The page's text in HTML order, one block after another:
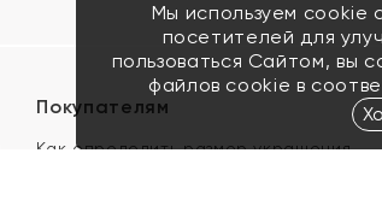
Покупателям
Как определить размер украшения
Мы используем cookie
посетителей для
пользоваться Сайтом, вы
файлов cookie в